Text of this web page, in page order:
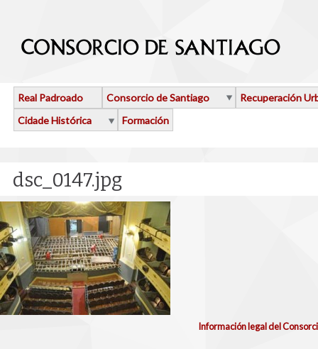
Real Padroado Consorcio de Santiago
Recuperación
Cidade Histórica
Formación
dsc_0147.jpg
Información legal del